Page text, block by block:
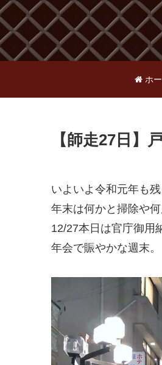
ホ
【師走27日】
いよいよ令和元年も
年末は何かと掃除や
12/27本日は官庁御用
年会で賑やかな週末。